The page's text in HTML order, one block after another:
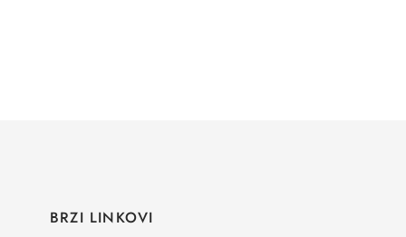
BRZI LINKOVI